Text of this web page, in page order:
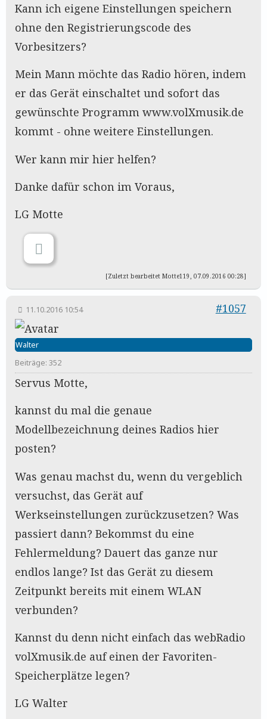
Kann ich eigene Einstellungen speichern
ohne den Registrierungscode des
Vorbesitzers?
Mein Mann möchte das Radio hören, indem
er das Gerät einschaltet und sofort das
gewünschte Programm www.volXmusik.de
kommt - ohne weitere Einstellungen.
Wer kann mir hier helfen?
Danke dafür schon im Voraus,
LG Motte
[Zuletzt bearbeitet Motte119, 07.09.2016 00:28]
11.10.2016 10:54 #1057
Walter
Beiträge: 352
Servus Motte,
kannst du mal die genaue
Modellbezeichnung deines Radios hier
posten?
Was genau machst du, wenn du vergeblich
versuchst, das Gerät auf
Werkseinstellungen zurückzusetzen? Was
passiert dann? Bekommst du eine
Fehlermeldung? Dauert das ganze nur
endlos lange? Ist das Gerät zu diesem
Zeitpunkt bereits mit einem WLAN
verbunden?
Kannst du denn nicht einfach das webRadio
volXmusik.de auf einen der Favoriten-
Speicherplätze legen?
LG Walter